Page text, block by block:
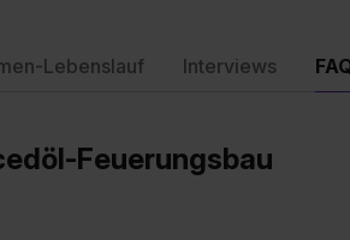
Lebenslauf Interviews
Feuerungsbau